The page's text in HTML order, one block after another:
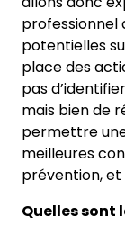
professionnel
potentielles
place des
pas
mais bien de
permettre
meilleures
prévention,
Quelles sont